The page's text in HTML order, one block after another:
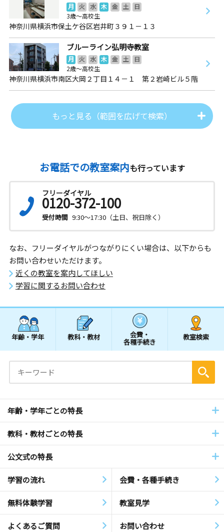
月 火 水 木 金 土
日
3歳～高校生
神奈川県横浜市保土ケ谷区岩井町３９１－１３
ブルーライン弘明寺教室
月 火 水 木 金 土
日
2歳～高校生
神奈川県横浜市南区大岡２丁目１４－１ 第２岩崎ビル５階
もっと見る（範囲を広げて検索）
お電話での教室案内も行っています
フリーダイヤル
0120-372-100
受付時間 9:30～17:30（土日、祝日除く）
なお、フリーダイヤルがつながりにくい場合は、以下からも
お問い合わせいただけます。
近くの教室を案内してほしい
学習に関するお問い合わせ
年齢・学年 教科・教材 会費・
各種手続き
教室検索
年齢・学年ごとの特長
教科・教材ごとの特長
公文式の特長
学習の流れ 会費・各種手続き
無料体験学習 教室見学
よくあるご質問 お問い合わせ